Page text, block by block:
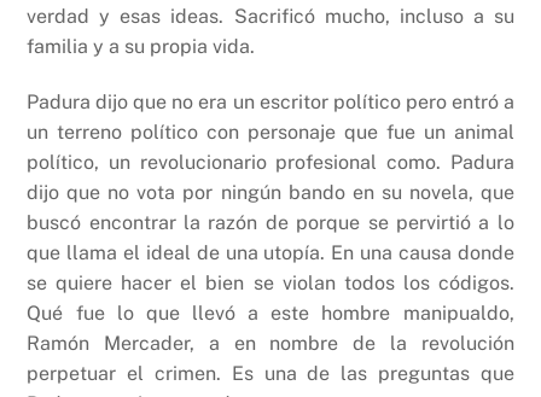
verdad y esas ideas. Sacrificó mucho, incluso a su
familia y a su propia vida.
Padura dijo que no era un escritor político pero entró a
un terreno político con personaje que fue un animal
político, un revolucionario profesional como. Padura
dijo que no vota por ningún bando en su novela, que
buscó encontrar la razón de porque se pervirtió a lo
que llama el ideal de una utopía. En una causa donde
se quiere hacer el bien se violan todos los códigos.
Qué fue lo que llevó a este hombre manipualdo,
Ramón Mercader, a en nombre de la revolución
perpetuar el crimen. Es una de las preguntas que